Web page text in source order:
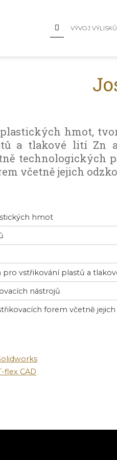
VÝVOJ VÝLISKŮ
hmot,
a tlakové lití Zn
technologických
včetně jejich
hmot
vstřikování plastů a
nástrojů
forem včetně